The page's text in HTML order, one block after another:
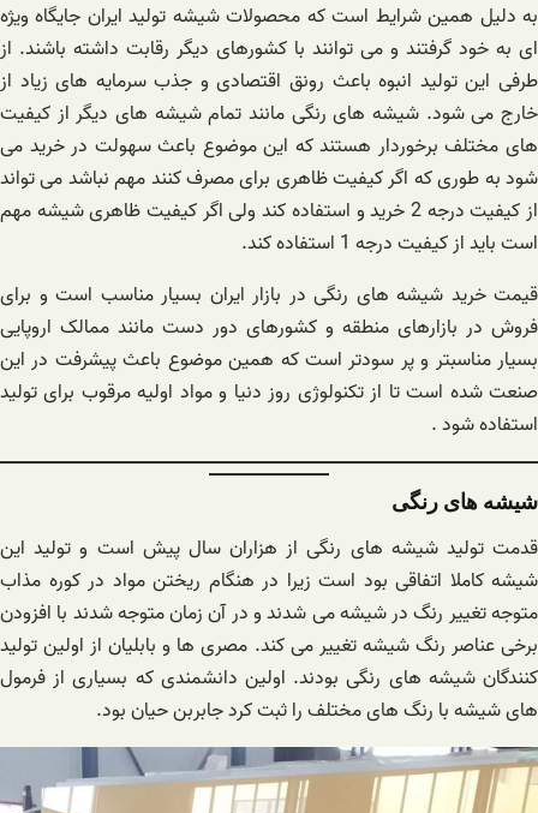
به دلیل همین شرایط است که محصولات شیشه تولید ایران جایگاه ویژه
ای به خود گرفتند و می توانند با کشورهای دیگر رقابت داشته باشند. از
طرفی این تولید انبوه باعث رونق اقتصادی و جذب سرمایه های زیاد از
خارج می شود. شیشه های رنگی مانند تمام شیشه های دیگر از کیفیت
های مختلف برخوردار هستند که این موضوع باعث سهولت در خرید می
شود به طوری که اگر کیفیت ظاهری برای مصرف کنند مهم نباشد می تواند
از کیفیت درجه 2 خرید و استفاده کند ولی اگر کیفیت ظاهری شیشه مهم
است باید از کیفیت درجه 1 استفاده کند.
قیمت خرید شیشه های رنگی در بازار ایران بسیار مناسب است و برای
فروش در بازارهای منطقه و کشورهای دور دست مانند ممالک اروپایی
بسیار مناسبتر و پر سودتر است که همین موضوع باعث پیشرفت در این
صنعت شده است تا از تکنولوژی روز دنیا و مواد اولیه مرقوب برای تولید
استفاده شود .
شیشه های رنگی
قدمت تولید شیشه های رنگی از هزاران سال پیش است و تولید این
شیشه کاملا اتفاقی بود است زیرا در هنگام ریختن مواد در کوره مذاب
متوجه تغییر رنگ در شیشه می شدند و در آن زمان متوجه شدند با افزودن
برخی عناصر رنگ شیشه تغییر می کند. مصری ها و بابلیان از اولین تولید
کنندگان شیشه های رنگی بودند. اولین دانشمندی که بسیاری از فرمول
های شیشه با رنگ های مختلف را ثبت کرد جابربن حیان بود.